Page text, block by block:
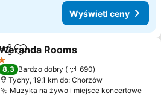
Wyświetl ceny
Udostępnij
Dodaj do ulubionych
Rooms
1 Kategoria
8,3 Bardzo dobry
690
Tychy, 19.1 km do: Chorzów
Muzyka na żywo i miejsce koncertowe